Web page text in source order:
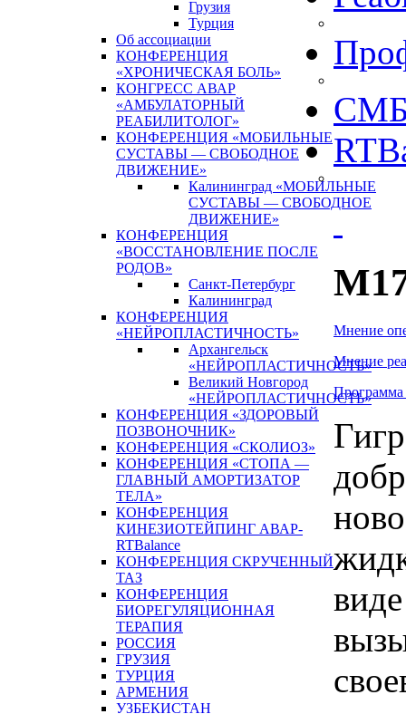
Грузия
Турция
Об ассоциации
КОНФЕРЕНЦИЯ
«ХРОНИЧЕСКАЯ БОЛЬ»
КОНГРЕСС АВАР
«АМБУЛАТОРНЫЙ
РЕАБИЛИТОЛОГ»
КОНФЕРЕНЦИЯ «МОБИЛЬНЫЕ
СУСТАВЫ — СВОБОДНОЕ
ДВИЖЕНИЕ»
Калининград «МОБИЛЬНЫЕ
СУСТАВЫ — СВОБОДНОЕ
ДВИЖЕНИЕ»
КОНФЕРЕНЦИЯ
«ВОССТАНОВЛЕНИЕ ПОСЛЕ
РОДОВ»
Санкт-Петербург
Калининград
КОНФЕРЕНЦИЯ
«НЕЙРОПЛАСТИЧНОСТЬ»
Архангельск
«НЕЙРОПЛАСТИЧНОСТЬ»
Великий Новгород
«НЕЙРОПЛАСТИЧНОСТЬ»
КОНФЕРЕНЦИЯ «ЗДОРОВЫЙ
ПОЗВОНОЧНИК»
КОНФЕРЕНЦИЯ «СКОЛИОЗ»
КОНФЕРЕНЦИЯ «СТОПА —
ГЛАВНЫЙ АМОРТИЗАТОР
ТЕЛА»
КОНФЕРЕНЦИЯ
КИНЕЗИОТЕЙПИНГ АВАР-
RTBalance
КОНФЕРЕНЦИЯ СКРУЧЕННЫЙ
ТАЗ
КОНФЕРЕНЦИЯ
БИОРЕГУЛЯЦИОННАЯ
ТЕРАПИЯ
РОССИЯ
ГРУЗИЯ
ТУРЦИЯ
АРМЕНИЯ
УЗБЕКИСТАН
Мнение
Мнение
Программа